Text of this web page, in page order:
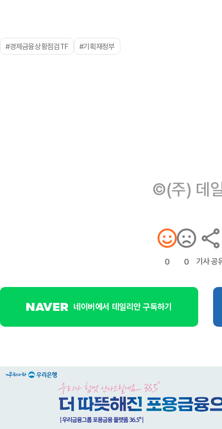
#경제금융상황점검TF #기획재정부
©(주) 데
0 0 기사 공
네이버에서 데일리안 구독하기